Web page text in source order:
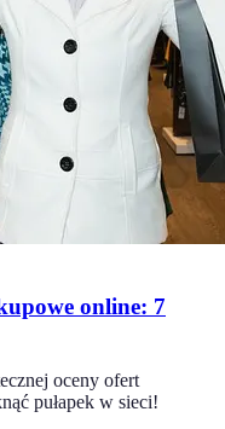
online: 7
oceny ofert
pułapek w sieci!